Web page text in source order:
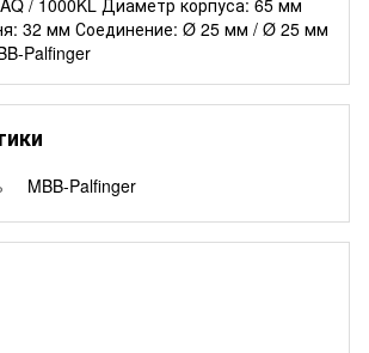
32 мм Соединение: Ø 25 мм / Ø 25 мм
Palfinger
MBB-Palfinger